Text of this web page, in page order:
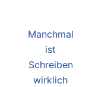
Manchmal
ist
Schreiben
wirklich